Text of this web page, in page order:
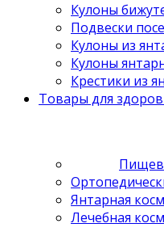
Кулоны
Подвески
Кулоны из
Кулоны
Крестики из
Товары для
Янтарная
Лечебная